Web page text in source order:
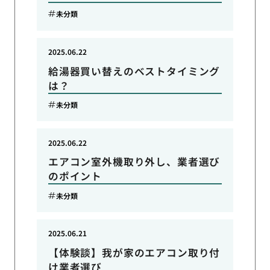
未分類
給湯器買い替えのベストタイミング
は？
2025.06.22
未分類
エアコン室外機取り外し、業者選び
のポイント
2025.06.22
未分類
【体験談】我が家のエアコン取り付
け業者選び
2025.06.21